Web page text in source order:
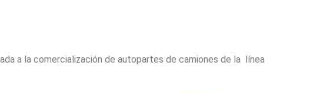
a la comercialización de autopartes de camiones de la línea